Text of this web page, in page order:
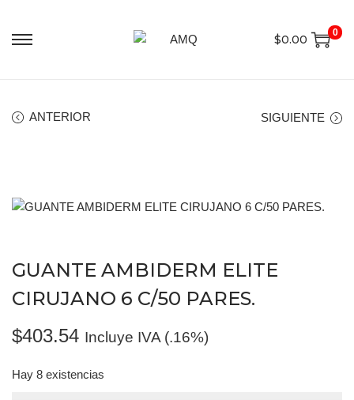
$0.00
0
ANTERIOR SIGUIENTE
GUANTE AMBIDERM ELITE
CIRUJANO 6 C/50 PARES.
$403.54 Incluye IVA (.16%)
Hay 8 existencias